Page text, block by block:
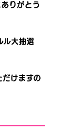
りがとう
ル大抽選
けますの